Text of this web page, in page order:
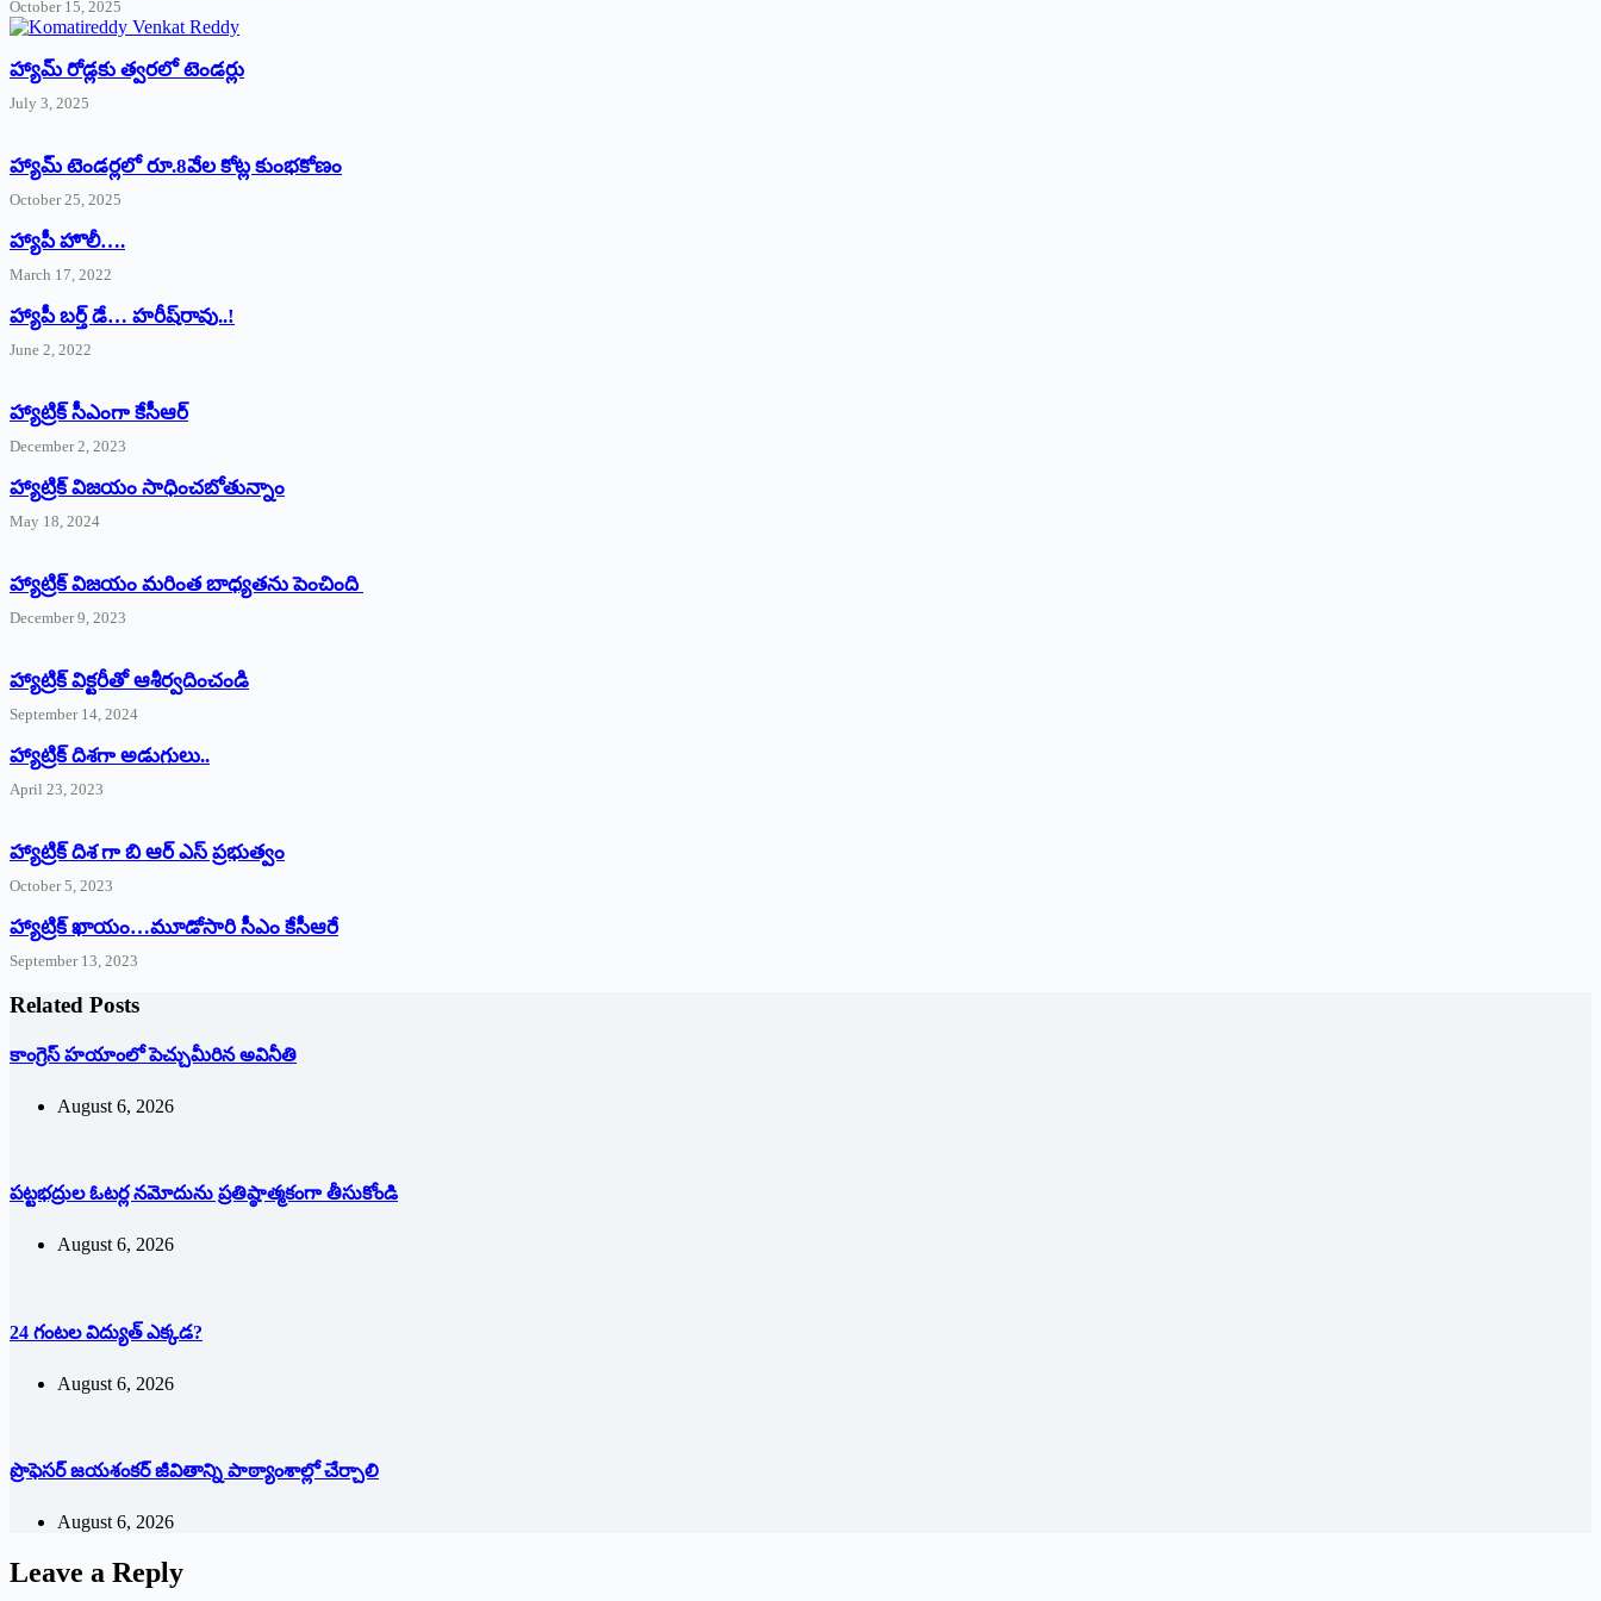
October 15, 2025
హ్యామ్‌ రోడ్లకు త్వరలో టెండర్లు
July 3, 2025
హ్యామ్‌ ‌టెండర్లలో రూ.8వేల కోట్ల కుంభకోణం
October 25, 2025
హ్యాపీ హొలీ….
March 17, 2022
హ్యాపీ బర్త్ ‌డే… హరీష్‌రావు..!
June 2, 2022
హ్యాట్రిక్‌ ‌సీఎంగా కేసీఆర్‌
December 2, 2023
హ్యాట్రిక్‌ విజయం సాధించబోతున్నాం
May 18, 2024
హ్యాట్రిక్ విజయం మరింత బాధ్యతను పెంచింది
December 9, 2023
హ్యాట్రిక్‌ ‌విక్టరీతో ఆశీర్వదించండి
September 14, 2024
‌హ్యాట్రిక్‌ ‌దిశగా అడుగులు..
April 23, 2023
హ్యాట్రిక్ దిశ గా బి ఆర్ ఎస్ ప్రభుత్వం
October 5, 2023
హ్యాట్రిక్‌ ‌ఖాయం…మూడోసారి సీఎం కేసీఆరే
September 13, 2023
Related Posts
కాంగ్రెస్ హయాంలో పెచ్చుమీరిన అవినీతి
August 6, 2026
పట్టభద్రుల ఓటర్ల నమోదును ప్రతిష్ఠాత్మకంగా తీసుకోండి
August 6, 2026
24 గంటల విద్యుత్ ఎక్కడ?
August 6, 2026
ప్రొఫెసర్ జయశంకర్ జీవితాన్ని పాఠ్యాంశాల్లో చేర్చాలి
August 6, 2026
Leave a Reply